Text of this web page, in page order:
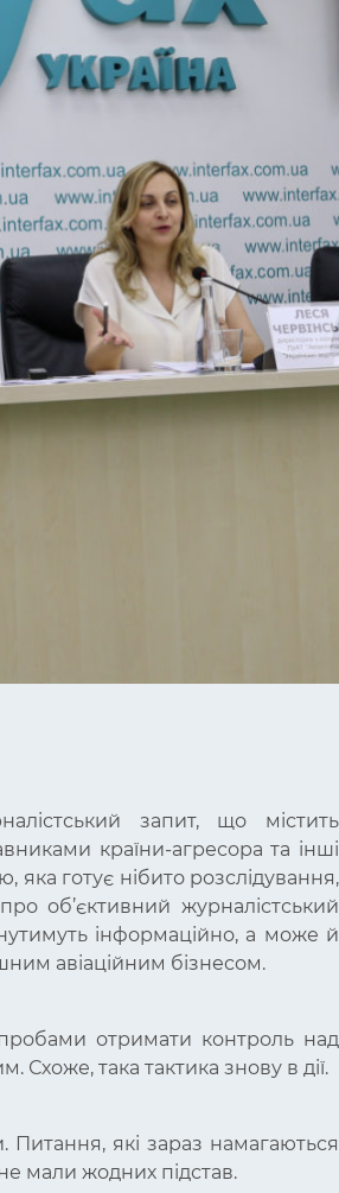
запит, що містить
країни-агресора та інші
готує нібито розслідування,
об’єктивний журналістський
інформаційно, а може й
авіаційним бізнесом.
отримати контроль над
Схоже, така тактика знову в дії.
які зараз намагаються
мали жодних підстав.